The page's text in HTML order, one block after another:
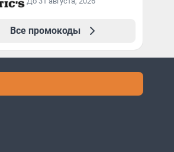
Все промокоды